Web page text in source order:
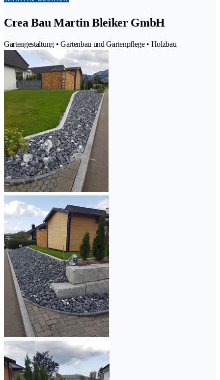
Crea Bau Martin Bleiker GmbH
Gartengestaltung • Gartenbau und Gartenpflege • Holzbau